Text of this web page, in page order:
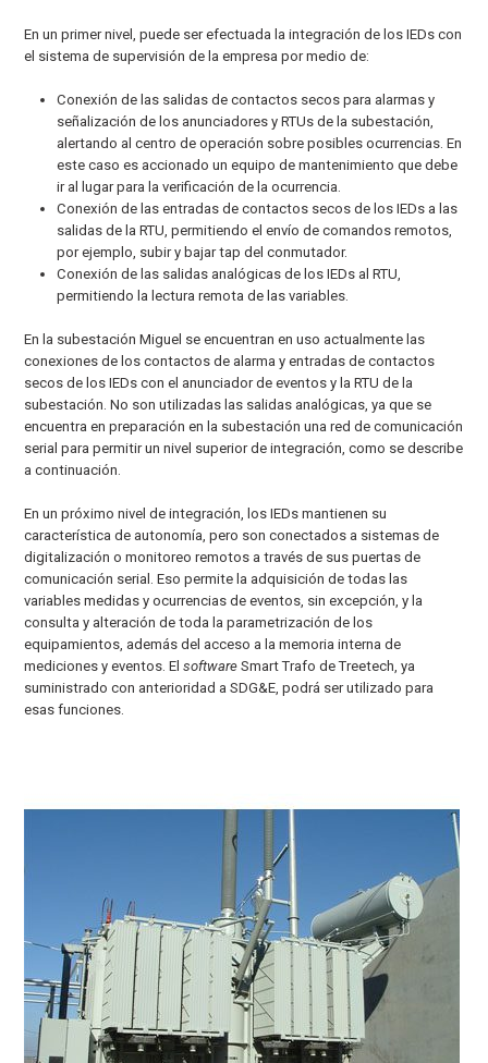
En un primer nivel, puede ser efectuada la integración de los IEDs con
el sistema de supervisión de la empresa por medio de:
Conexión de las salidas de contactos secos para alarmas y
señalización de los anunciadores y RTUs de la subestación,
alertando al centro de operación sobre posibles ocurrencias. En
este caso es accionado un equipo de mantenimiento que debe
ir al lugar para la verificación de la ocurrencia.
Conexión de las entradas de contactos secos de los IEDs a las
salidas de la RTU, permitiendo el envío de comandos remotos,
por ejemplo, subir y bajar tap del conmutador.
Conexión de las salidas analógicas de los IEDs al RTU,
permitiendo la lectura remota de las variables.
En la subestación Miguel se encuentran en uso actualmente las
conexiones de los contactos de alarma y entradas de contactos
secos de los IEDs con el anunciador de eventos y la RTU de la
subestación. No son utilizadas las salidas analógicas, ya que se
encuentra en preparación en la subestación una red de comunicación
serial para permitir un nivel superior de integración, como se describe
a continuación.
En un próximo nivel de integración, los IEDs mantienen su
característica de autonomía, pero son conectados a sistemas de
digitalización o monitoreo remotos a través de sus puertas de
comunicación serial. Eso permite la adquisición de todas las
variables medidas y ocurrencias de eventos, sin excepción, y la
consulta y alteración de toda la parametrización de los
equipamientos, además del acceso a la memoria interna de
mediciones y eventos. Elsoftware Smart Trafo de Treetech, ya
suministrado con anterioridad a SDG&E, podrá ser utilizado para
esas funciones.